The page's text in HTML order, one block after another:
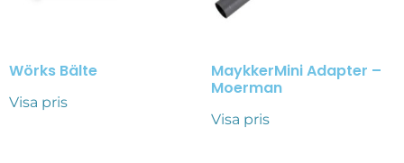
Wörks Bälte
Visa pris
MaykkerMini Adapter –
Moerman
Visa pris